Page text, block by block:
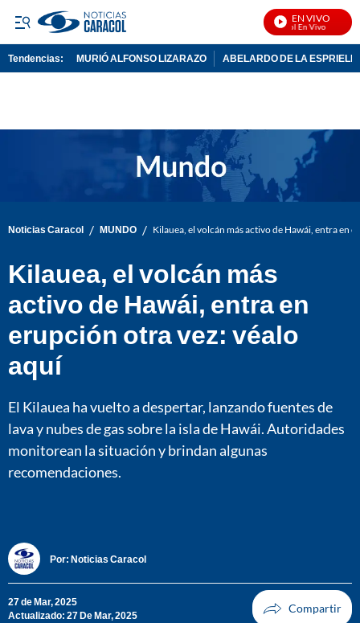
EN VIVO
Noticias Caracol En Vivo
Tendencias: MURIÓ ALFONSO LIZARAZO ABELARDO DE LA
Noticias Caracol / MUNDO / Kilauea, el volcán más activo de Hawái, entra en
Kilauea, el volcán más
activo de Hawái, entra en
erupción otra vez: véalo
aquí
El Kilauea ha vuelto a despertar, lanzando fuentes de
lava y nubes de gas sobre la isla de Hawái. Autoridades
monitorean la situación y brindan algunas
recomendaciones.
Por: Noticias Caracol
27 de Mar, 2025
Actualizado: 27 De Mar, 2025